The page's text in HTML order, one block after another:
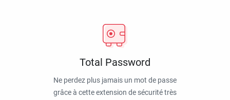
Total Password
Ne perdez plus jamais un mot de passe
grâce à cette extension de sécurité très